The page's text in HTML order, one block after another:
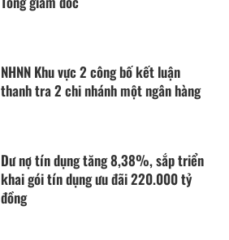
NHNN Khu vực 2 công bố kết luận
thanh tra 2 chi nhánh một ngân hàng
Dư nợ tín dụng tăng 8,38%, sắp triển
khai gói tín dụng ưu đãi 220.000 tỷ
đồng